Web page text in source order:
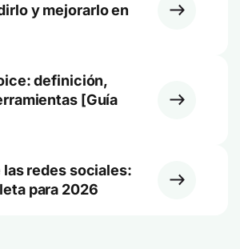
y mejorarlo en
definición,
[Guía
las redes sociales:
para 2026